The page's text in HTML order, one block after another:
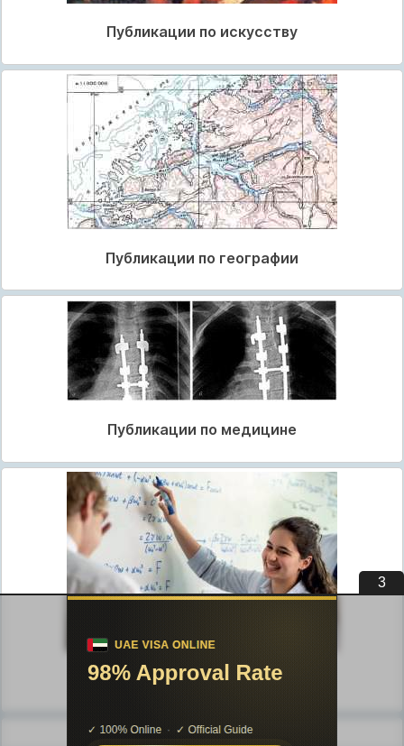
Публикации по искусству
Публикации по географии
Публикации по медицине
Публикации по педагогике
Разделы публикаций
3